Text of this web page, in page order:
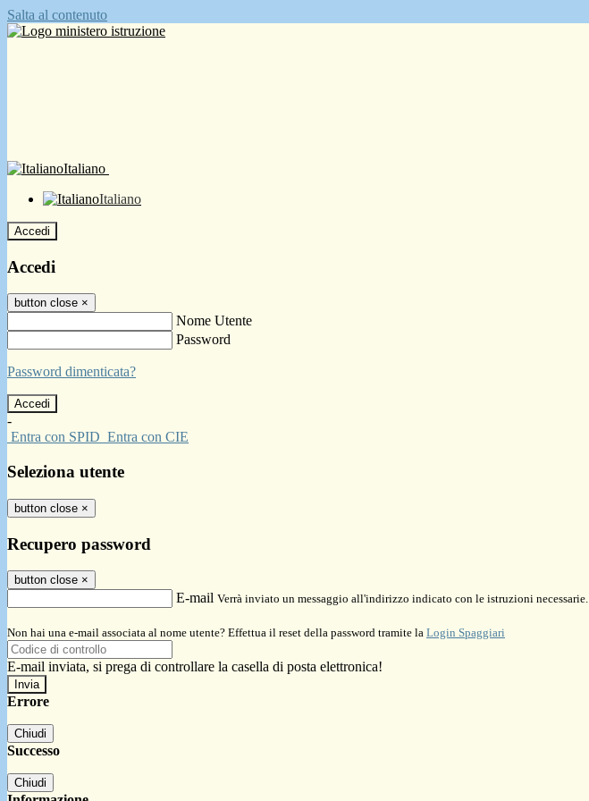
Salta al contenuto
Italiano
Italiano
Accedi
Accedi
button close ×
Nome Utente
Password
Password dimenticata?
-
Entra con SPID Entra con CIE
Seleziona utente
button close ×
Recupero password
button close ×
E-mail Verrà inviato un messaggio all'indirizzo indicato con le istruzioni necessarie.
Non hai una e-mail associata al nome utente? Effettua il reset della password tramite la Login Spaggiari
E-mail inviata, si prega di controllare la casella di posta elettronica!
Errore
Chiudi
Successo
Chiudi